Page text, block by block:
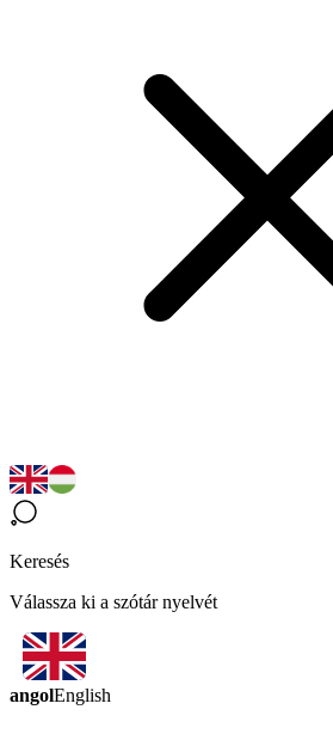
Keresés
Válassza ki a szótár nyelvét
angolEnglish